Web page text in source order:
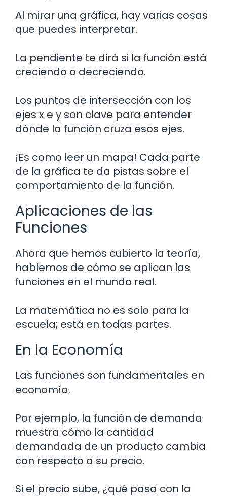
Al mirar una gráfica, hay varias cosas
que puedes interpretar.
La pendiente te dirá si la función está
creciendo o decreciendo.
Los puntos de intersección con los
ejes x e y son clave para entender
dónde la función cruza esos ejes.
¡Es como leer un mapa! Cada parte
de la gráfica te da pistas sobre el
comportamiento de la función.
Aplicaciones de las
Funciones
Ahora que hemos cubierto la teoría,
hablemos de cómo se aplican las
funciones en el mundo real.
La matemática no es solo para la
escuela; está en todas partes.
En la Economía
Las funciones son fundamentales en
economía.
Por ejemplo, la función de demanda
muestra cómo la cantidad
demandada de un producto cambia
con respecto a su precio.
Si el precio sube, ¿qué pasa con la